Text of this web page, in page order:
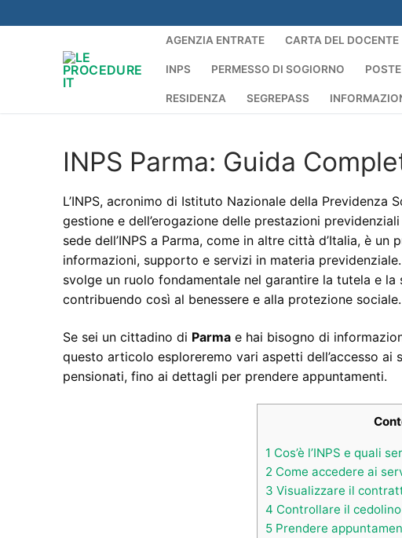
al
AGENZIA ENTRATE CARTA DEL DOCENTE
INPS PERMESSO DI SOGIORNO
RESIDENZA SEGREPASS
INPS Parma: Guida
L’INPS, acronimo di Istituto Nazionale della Previdenza
gestione e dell’erogazione delle prestazioni
sede dell’INPS a Parma, come in altre città d’Italia, è
informazioni, supporto e servizi in materia
svolge un ruolo fondamentale nel garantire la tutela e
contribuendo così al benessere e alla protezione sociale.
Se sei un cittadino di Parma e hai bisogno di
questo articolo esploreremo vari aspetti dell’accesso
pensionati, fino ai dettagli per prendere appuntamenti.
1 Cos’è l’INPS e quali
2 Come accedere ai
3 Visualizzare il
4 Controllare il
5 Prendere